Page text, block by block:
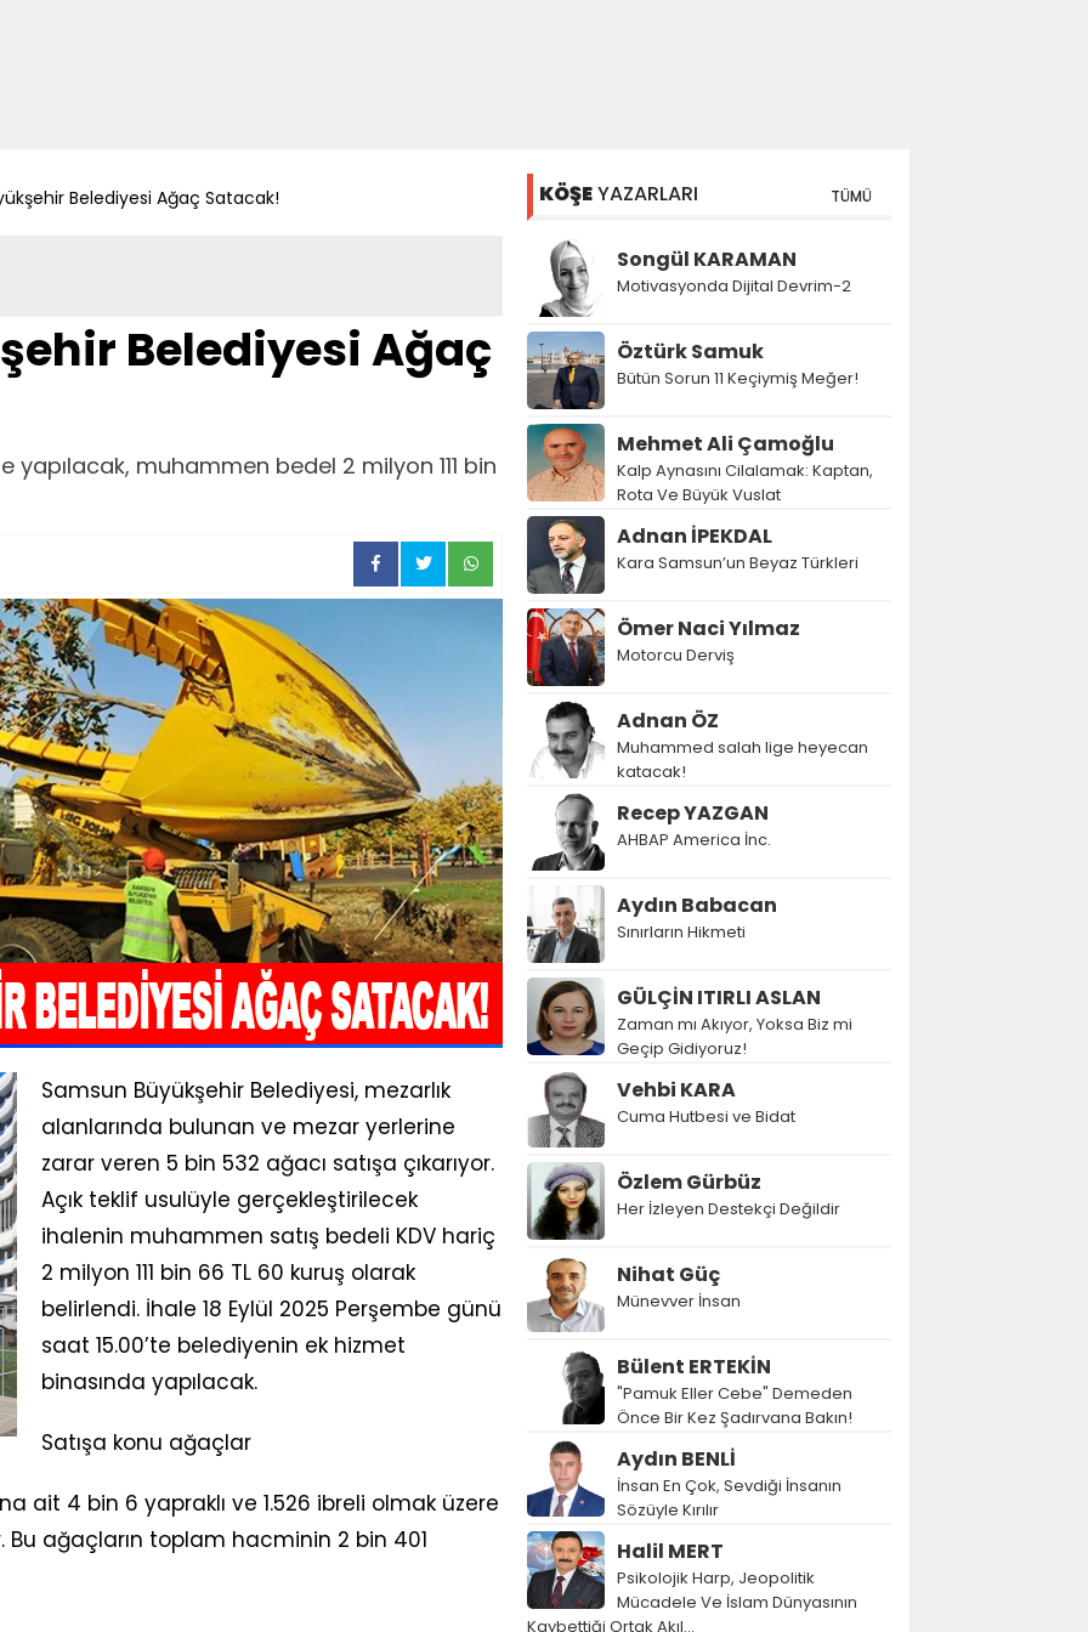
Belediyesi Ağaç Satacak!
Belediyesi Ağaç
yapılacak, muhammen bedel 2 milyon 111 bin
Samsun Büyükşehir Belediyesi, mezarlık
alanlarında bulunan ve mezar yerlerine
zarar veren 5 bin 532 ağacı satışa çıkarıyor.
Açık teklif usulüyle gerçekleştirilecek
ihalenin muhammen satış bedeli KDV hariç
2 milyon 111 bin 66 TL 60 kuruş olarak
belirlendi. İhale 18 Eylül 2025 Perşembe günü
saat 15.00’te belediyenin ek hizmet
binasında yapılacak.
Satışa konu ağaçlar
ait 4 bin 6 yapraklı ve 1.526 ibreli olmak üzere
ağaçların toplam hacminin 2 bin 401
KÖŞEYAZARLARI TÜMÜ
Songül KARAMAN
Motivasyonda Dijital Devrim-2
Öztürk Samuk
Bütün Sorun 11 Keçiymiş Meğer!
Mehmet Ali Çamoğlu
Kalp Aynasını Cilalamak: Kaptan,
Rota Ve Büyük Vuslat
Adnan İPEKDAL
Kara Samsun’un Beyaz Türkleri
Ömer Naci Yılmaz
Motorcu Derviş
Adnan ÖZ
Muhammed salah lige heyecan
katacak!
Recep YAZGAN
AHBAP America İnc.
Aydın Babacan
Sınırların Hikmeti
GÜLÇİN ITIRLI ASLAN
Zaman mı Akıyor, Yoksa Biz mi
Geçip Gidiyoruz!
Vehbi KARA
Cuma Hutbesi ve Bidat
Özlem Gürbüz
Her İzleyen Destekçi Değildir
Nihat Güç
Münevver İnsan
Bülent ERTEKİN
"Pamuk Eller Cebe" Demeden
Önce Bir Kez Şadırvana Bakın!
Aydın BENLİ
İnsan En Çok, Sevdiği İnsanın
Sözüyle Kırılır
Halil MERT
Psikolojik Harp, Jeopolitik
Mücadele Ve İslam Dünyasının
Kaybettiği Ortak Akıl…